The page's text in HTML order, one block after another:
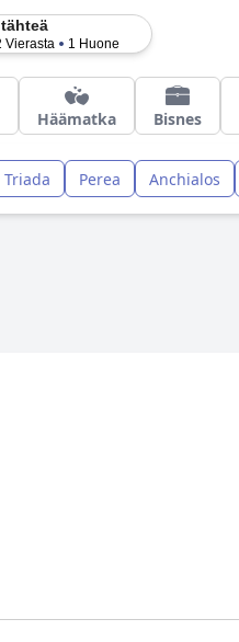
Vierasta 1 Huone
Häämatka Bisnes
Perea Anchialos